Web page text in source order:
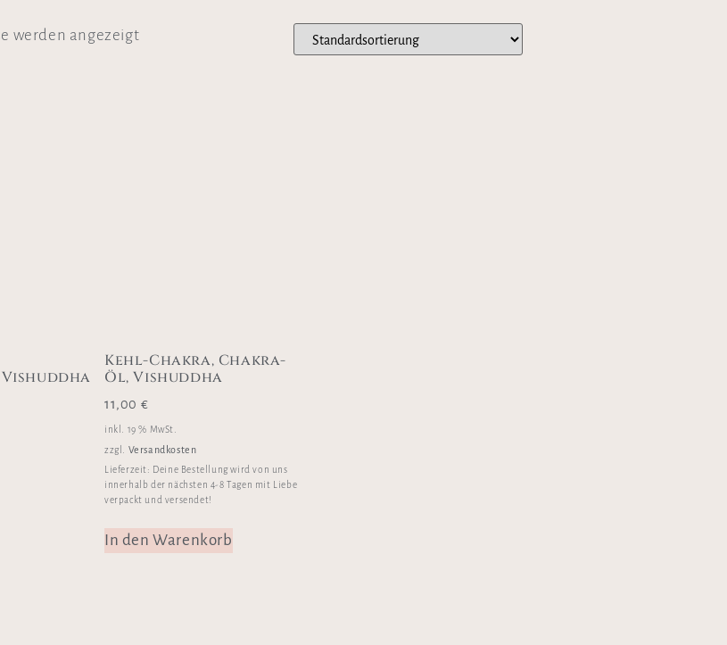
werden angezeigt
Kehl-Chakra, Chakra-
Öl, Vishuddha
11,00 €
inkl. 19 % MwSt.
zzgl. Versandkosten
Lieferzeit: Deine Bestellung wird von uns
innerhalb der nächsten 4-8 Tagen mit Liebe
verpackt und versendet!
In den Warenkorb